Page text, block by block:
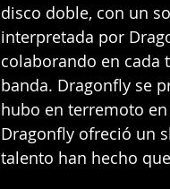
disco doble, con un
interpretada por
colaborando en cada
banda. Dragonfly se
hubo en terremoto
Dragonfly ofreció un
talento han hecho